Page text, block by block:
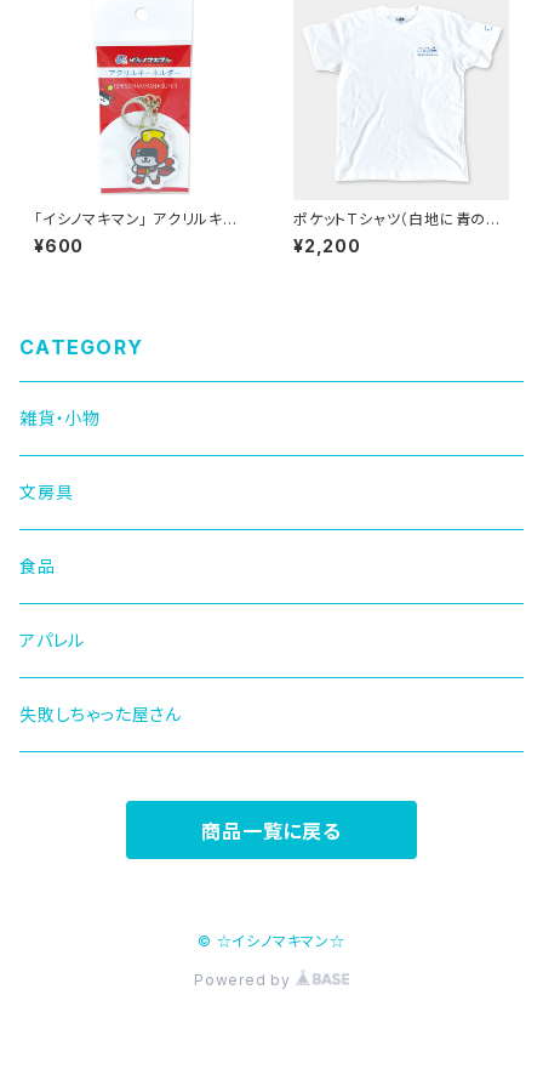
「イシノマキマン」 アクリルキー
ホルダー（イシノマキマンSUPE
R）
¥600
ポケットTシャツ（白地に青のデ
ザイン）
¥2,200
CATEGORY
雑貨・小物
文房具
食品
アパレル
失敗しちゃった屋さん
商品一覧に戻る
© ☆イシノマキマン☆
Powered by